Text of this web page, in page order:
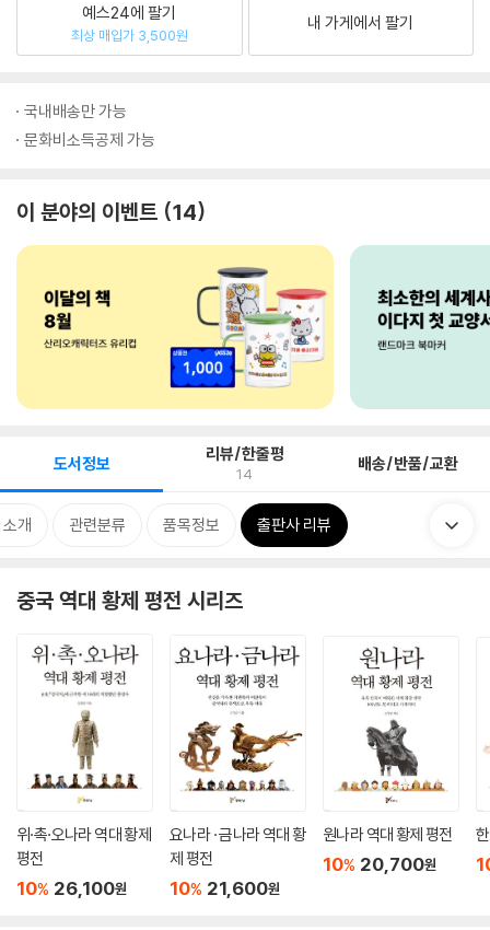
예스24에 팔기
최상 매입가 3,500원
내 가게에서 팔기
국내배송만 가능
문화비소득공제 가능
이 분야의 이벤트 14
도서정보 리뷰/한줄평
14 배송/반품/교환
개 관련분류 품목정보 출판사 리뷰
중국 역대 황제 평전 시리즈
위·촉·오나라 역대 황제
평전
10% 26,100원
요나라 · 금나라 역대 황
제 평전
10% 21,600원
원나라 역대 황제 평전
10% 20,700원